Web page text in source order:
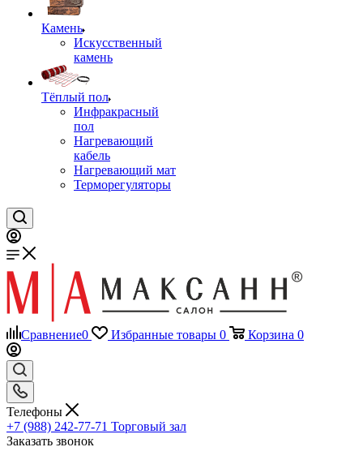
Камень
Искусственный
камень
Тёплый пол
Инфракрасный
пол
Нагревающий
кабель
Нагревающий мат
Терморегуляторы
Сравнение0 Избранные товары 0 Корзина 0
Телефоны
+7 (988) 242-77-71 Торговый зал
Заказать звонок